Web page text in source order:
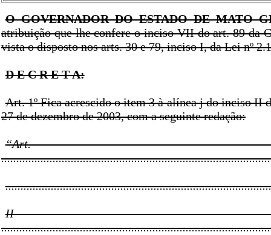
O GOVERNADOR DO ESTADO DE MATO
atribuição que lhe confere o inciso VII do art. 89 da
vista o disposto nos arts. 30 e 79, inciso I, da Lei nº
D E C R E T A:
Art. 1º Fica acrescido o item 3 à alínea j do inciso II
27 de dezembro de 2003, com a seguinte redação:
“Art.
II